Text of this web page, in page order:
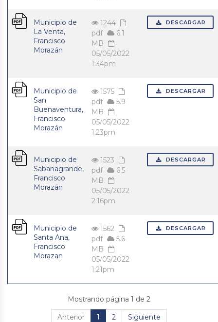
Municipio de
La Venta,
Francisco
Morazán
1244
pdf
6.1
MB
05/05/2022
1:34pm
DESCARGAR
Municipio de
San
Buenaventura,
Francisco
Morazán
1575
pdf
5.9
MB
05/05/2022
1:23pm
DESCARGAR
Municipio de
Sabanagrande,
Francisco
Morazán
1523
pdf
6.5
MB
05/05/2022
2:16pm
DESCARGAR
Municipio de
Santa Ana,
Francisco
Morazan
1562
pdf
5.6
MB
05/05/2022
1:21pm
DESCARGAR
Mostrando página 1 de 2
Anterior 1 2 Siguiente